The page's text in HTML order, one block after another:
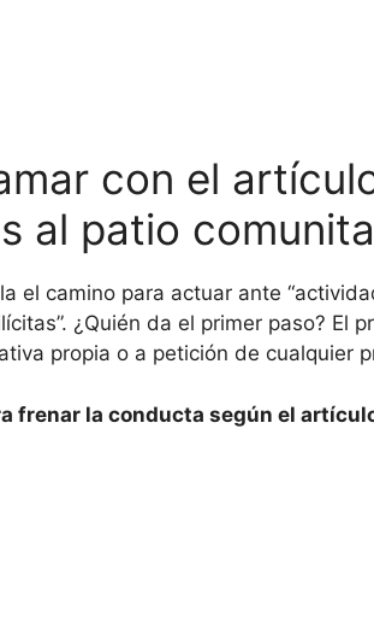
con el
al patio
el camino para actuar ante
¿Quién da el primer paso? El
propia o a petición de cualquier
frenar la conducta según el